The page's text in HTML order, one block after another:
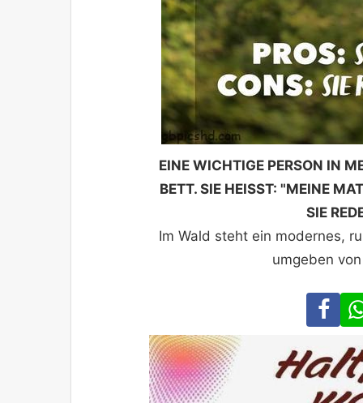
EINE WICHTIGE PERSON IN
BETT. SIE HEISST: "MEINE
SIE
Im Wald steht ein modernes,
umgeben